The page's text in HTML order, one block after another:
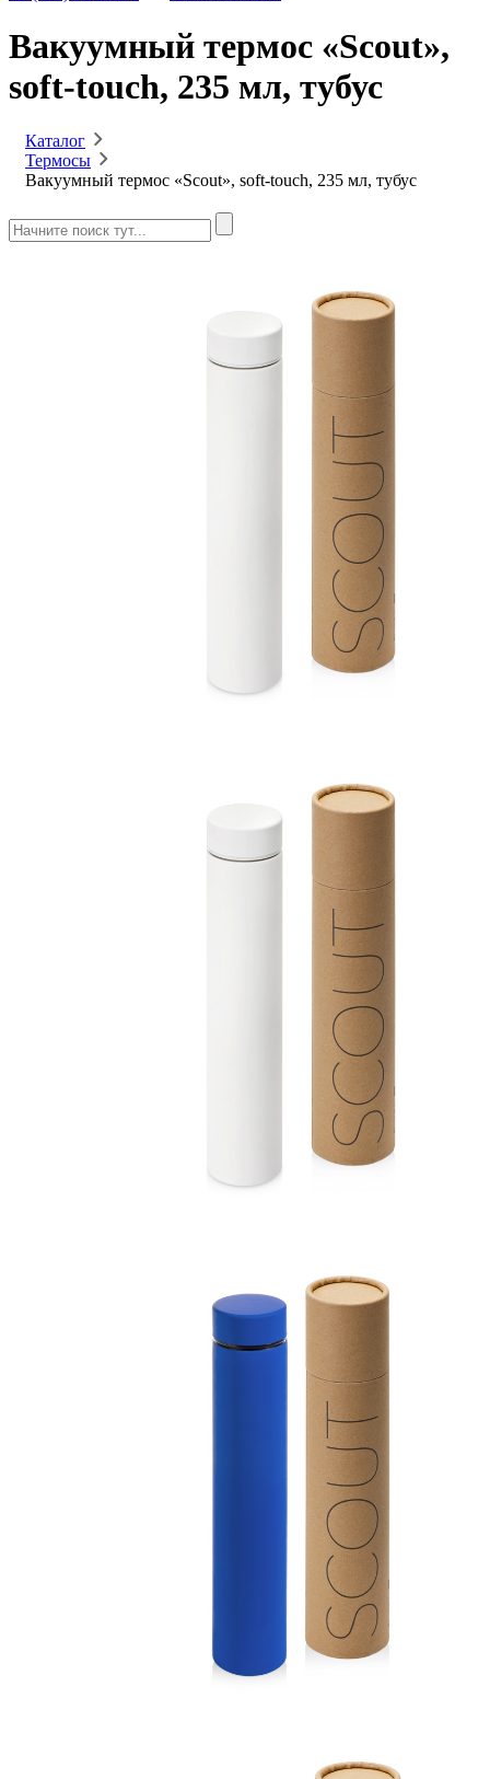
Вакуумный термос «Scout»,
soft-touch, 235 мл, тубус
Каталог
Термосы
Вакуумный термос «Scout», soft-touch, 235 мл, тубус